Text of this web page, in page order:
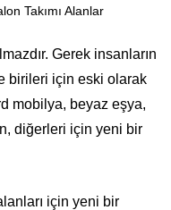
Takımı Alanlar
Gerek insanların
birileri için eski olarak
mobilya, beyaz eşya,
diğerleri için yeni bir
için yeni bir